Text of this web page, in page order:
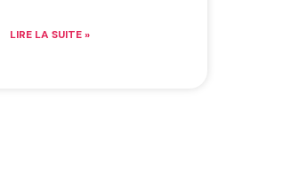
LIRE LA SUITE »